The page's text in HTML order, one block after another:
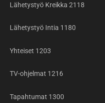
Lähetystyö Kreikka 2118
Lähetystyö Intia 1180
Yhteiset 1203
TV-ohjelmat 1216
Tapahtumat 1300